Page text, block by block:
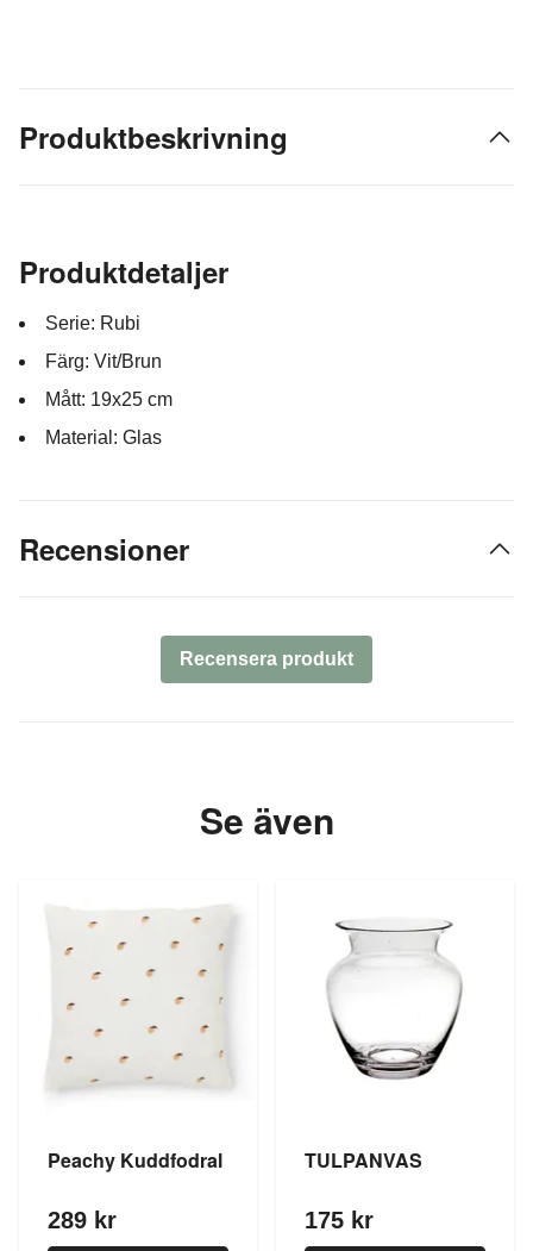
Produktbeskrivning
Produktdetaljer
Serie: Rubi
Färg: Vit/Brun
Mått: 19x25 cm
Material: Glas
Recensioner
Recensera produkt
Se även
Peachy Kuddfodral
289 kr
TULPANVAS
175 kr